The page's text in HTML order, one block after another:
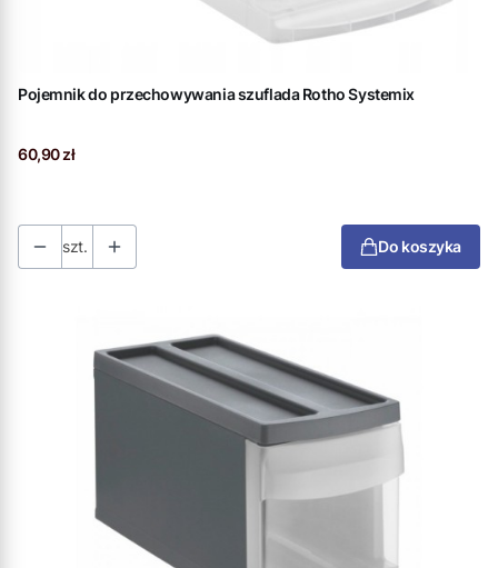
Pojemnik do przechowywania szuflada Rotho Systemix
Cena
60,90 zł
szt. Do koszyka